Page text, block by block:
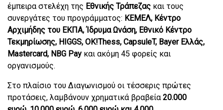
έμπειρα στελέχη της Εθνικής Τράπεζας και τους
συνεργάτες του προγράμματος: KEMEΛ, Κέντρο
Αρχιμήδης του ΕΚΠΑ, Ίδρυμα Ωνάση, Εθνικό Κέντρο
Τεκμηρίωσης, HIGGS, ΟΚ!Τhess, CapsuleT, Bayer Eλλάς,
Mastercard, ΝΒG Pay και ακόμη 45 φορείς και
οργανισμούς.
Στο πλαίσιο του Διαγωνισμού οι τέσσερις πρώτες
προτάσεις, λαμβάνουν χρηματικά βραβεία20.000